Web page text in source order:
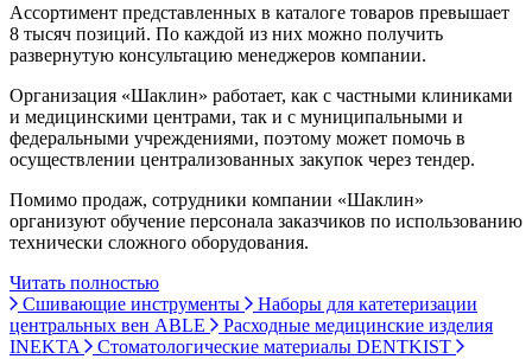
Ассортимент представленных в каталоге товаров превышает
8 тысяч позиций. По каждой из них можно получить
развернутую консультацию менеджеров компании.
Организация «Шаклин» работает, как с частными клиниками
и медицинскими центрами, так и с муниципальными и
федеральными учреждениями, поэтому может помочь в
осуществлении централизованных закупок через тендер.
Помимо продаж, сотрудники компании «Шаклин»
организуют обучение персонала заказчиков по использованию
технически сложного оборудования.
Читать полностью
Сшивающие инструменты
Наборы для катетеризации
центральных вен ABLE
Расходные медицинские изделия
INEKTA
Стоматологические материалы DENTKIST